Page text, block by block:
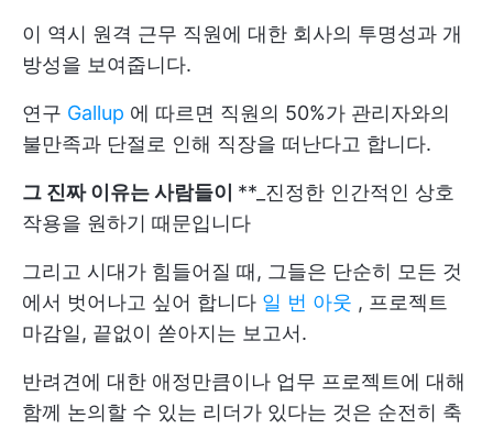
이 역시 원격 근무 직원에 대한 회사의 투명성과 개
방성을 보여줍니다.
연구 Gallup 에 따르면 직원의 50%가 관리자와의
불만족과 단절로 인해 직장을 떠난다고 합니다.
그 진짜 이유는 사람들이 **_진정한 인간적인 상호
작용을 원하기 때문입니다
그리고 시대가 힘들어질 때, 그들은 단순히 모든 것
에서 벗어나고 싶어 합니다 일 번 아웃 , 프로젝트
마감일, 끝없이 쏟아지는 보고서.
반려견에 대한 애정만큼이나 업무 프로젝트에 대해
함께 논의할 수 있는 리더가 있다는 것은 순전히 축